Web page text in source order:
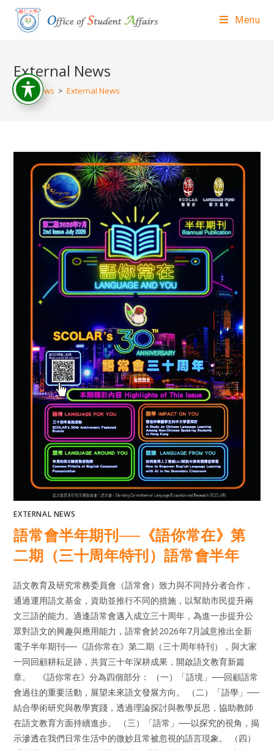
Menu
External News
> News > External News
EXTERNAL NEWS
語常會半年期刊──《語你常在》第
二期（三十周年特刊）語常會半年
語文教育及研究常務委員會（語常會）致力與不同持分者合作，
通過運用語文基金，資助並推行不同的措施，以幫助市民提升兩
文三語的能力。適逢語常會邁入成立三十周年，為進一步提升公
眾對語文的興趣與應用能力，語常會於2026年7月誠意推出全新
電子半年期刊──《語你常在》第二期（三十周年特刊），與大家
一同回顧耕耘足跡，共賀三十年深耕成果，開啟語文教育新篇
章。 《語你常在》分為四個部分： （一）「語境」──回顧語常
會過往的重要活動，展望未來語文發展方向。 （二）「語學」──
結合學術研究與教學實踐，透過理論探討與教學反思，協助教師
在語文教育方面持續進步。 （三）「語常」──以探究的視角，揭
示滲透在我們日常生活中的微妙且常被忽視的語言現象。 （四）